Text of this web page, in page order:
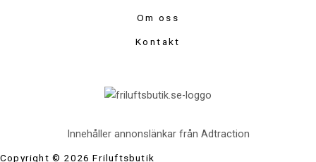
Om oss
Kontakt
Innehåller annonslänkar från Adtraction
Copyright © 2026 Friluftsbutik